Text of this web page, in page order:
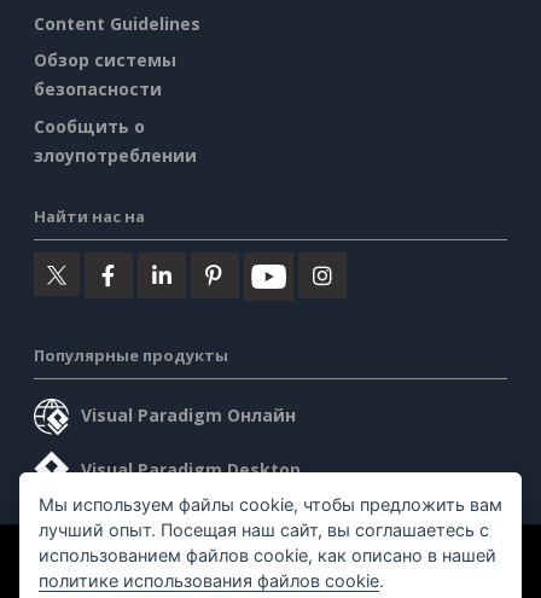
Content Guidelines
Обзор системы
безопасности
Сообщить о
злоупотреблении
Найти нас на
Популярные продукты
Visual Paradigm Онлайн
Visual Paradigm Desktop
©2026 by Visual Paradigm. Все права защищены.
Мы используем файлы cookie, чтобы предложить вам
лучший опыт. Посещая наш сайт, вы соглашаетесь с
использованием файлов cookie, как описано в нашей
политике использования файлов cookie.